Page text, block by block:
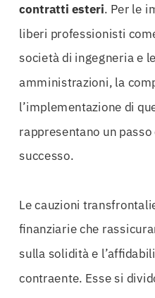
contratti esteri. Per le
liberi professionisti
società di ingegneria e
amministrazioni, la
l’implementazione di
rappresentano un
successo.
Le cauzioni
finanziarie che
sulla solidità e
contraente. Esse si